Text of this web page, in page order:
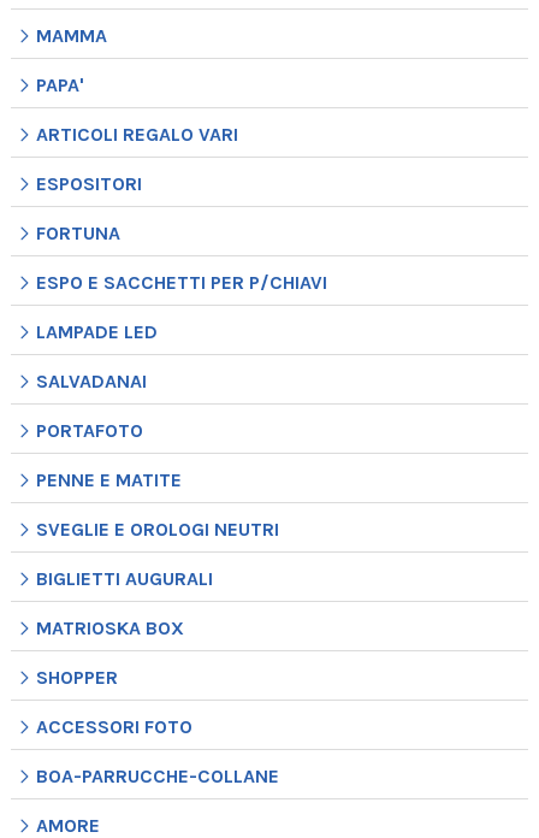
MAMMA
PAPA'
ARTICOLI REGALO VARI
ESPOSITORI
FORTUNA
ESPO E SACCHETTI PER P/CHIAVI
LAMPADE LED
SALVADANAI
PORTAFOTO
PENNE E MATITE
SVEGLIE E OROLOGI NEUTRI
BIGLIETTI AUGURALI
MATRIOSKA BOX
SHOPPER
ACCESSORI FOTO
BOA-PARRUCCHE-COLLANE
AMORE